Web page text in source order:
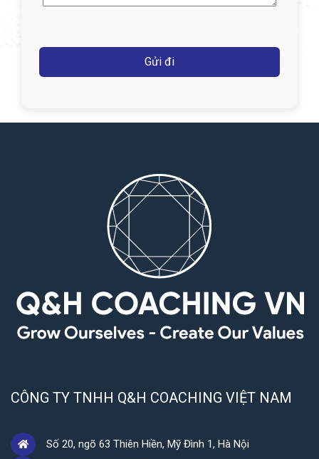
CÔNG TY TNHH Q&H COACHING VIỆT NAM
Số 20, ngõ 63 Thiên Hiền, Mỹ Đình 1, Hà Nội